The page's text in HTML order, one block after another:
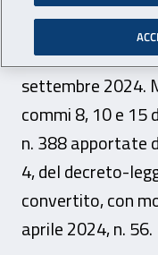
Sanzioni civili
contributive.
settembre 2024.
commi 8, 10 e 15
n. 388 apportate
4, del decreto-
convertito, con
aprile 2024, n. 56.